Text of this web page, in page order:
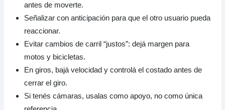
antes de moverte.
Señalizar con anticipación para que el otro usuario pueda
reaccionar.
Evitar cambios de carril “justos”: dejá margen para
motos y bicicletas.
En giros, bajá velocidad y controlá el costado antes de
cerrar el giro.
Si tenés cámaras, usalas como apoyo, no como única